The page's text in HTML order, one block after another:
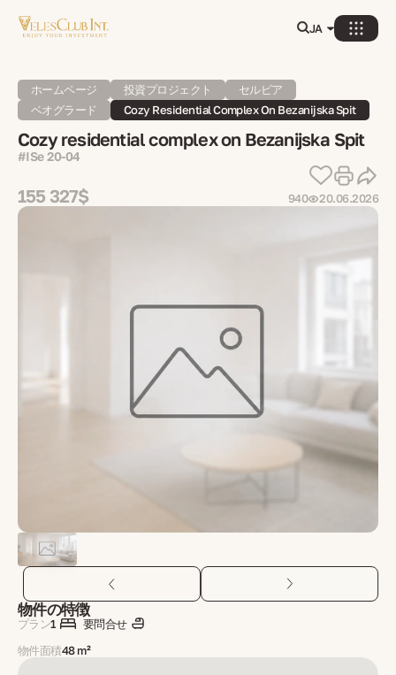
JA
ホームページ 投資プロジェクト
セルビア
ベオグラード
Cozy Residential Complex On Bezanijska Spit
Cozy residential complex on Bezanijska Spit
#ISe 20-04
155 327$ 940 20.06.2026
物件の特徴
プラン1
要問合せ
物件面積48 m²